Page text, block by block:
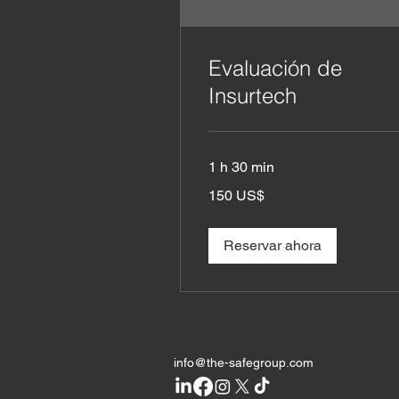
Evaluación de
Insurtech
1 h 30 min
dólares
150 US$
Reservar ahora
info@the-safegroup.com